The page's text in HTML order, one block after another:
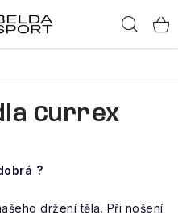
Currex
?
držení těla. Při nošení